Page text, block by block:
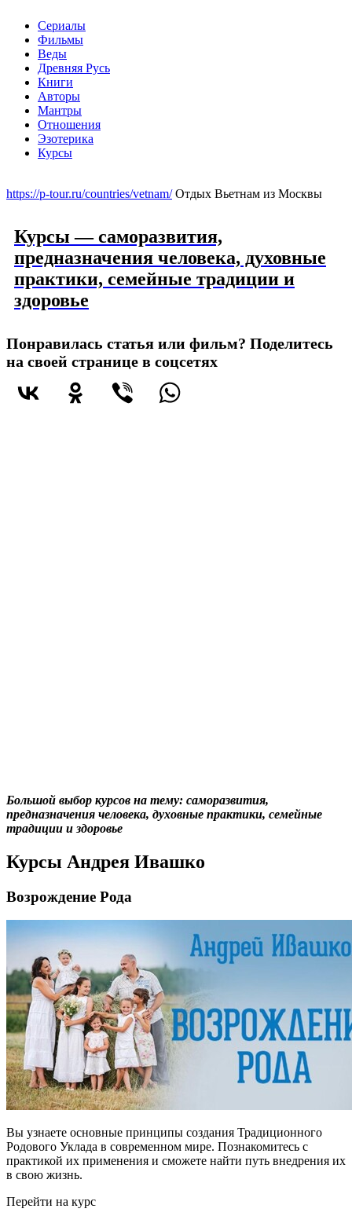
Сериалы
Фильмы
Веды
Древняя Русь
Книги
Авторы
Мантры
Отношения
Эзотерика
Курсы
https://p-tour.ru/countries/vetnam/Отдых Вьетнам из Москвы
Курсы — саморазвития,
предназначения человека, духовные
практики, семейные традиции и
здоровье
Понравилась статья или фильм? Поделитесь
на своей странице в соцсетях
Большой выбор курсов на тему: саморазвития,
предназначения человека, духовные практики, семейные
традиции и здоровье
Курсы Андрея Ивашко
Возрождение Рода
Вы узнаете основные принципы создания Традиционного
Родового Уклада в современном мире. Познакомитесь с
практикой их применения и сможете найти путь внедрения их
в свою жизнь.
Перейти на курс